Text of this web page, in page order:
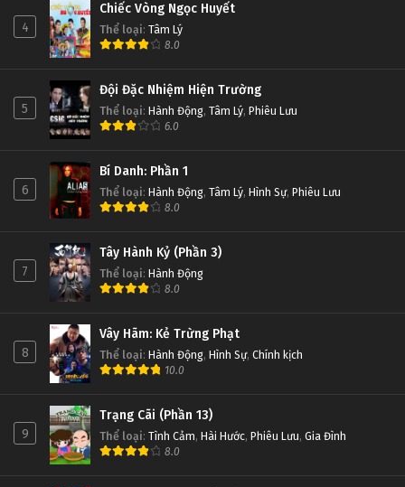
4
Chiếc Vòng Ngọc Huyết
Thể loại: Tâm Lý
8.0
5
Đội Đặc Nhiệm Hiện Trường
Thể loại: Hành Động, Tâm Lý, Phiêu Lưu
6.0
6
Bí Danh: Phần 1
Thể loại: Hành Động, Tâm Lý, Hình Sự, Phiêu Lưu
8.0
7
Tây Hành Kỷ (Phần 3)
Thể loại: Hành Động
8.0
8
Vây Hãm: Kẻ Trừng Phạt
Thể loại: Hành Động, Hình Sự, Chính kịch
10.0
9
Trạng Cãi (Phần 13)
Thể loại: Tình Cảm, Hài Hước, Phiêu Lưu, Gia Đình
8.0